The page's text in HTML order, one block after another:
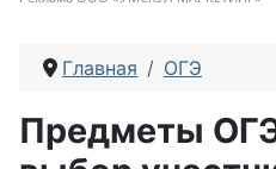
Главная ОГЭ
Предметы